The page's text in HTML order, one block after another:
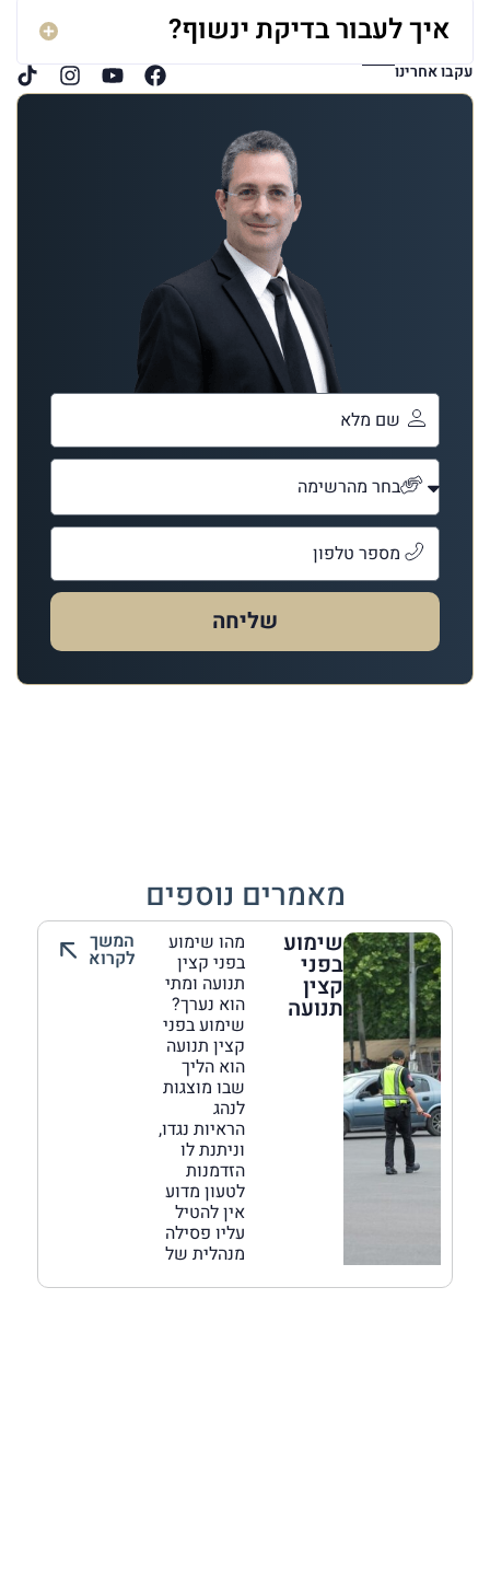
איך לעבור בדיקת ינשוף?
עקבו אחרינו
שליחה
מאמרים נוספים
שימוע
בפני
קצין
תנועה
מהו שימוע
בפני קצין
תנועה ומתי
הוא נערך?
שימוע בפני
קצין תנועה
הוא הליך
שבו מוצגות
לנהג
הראיות נגדו,
וניתנת לו
הזדמנות
לטעון מדוע
אין להטיל
עליו פסילה
מנהלית של
המשך
לקרוא